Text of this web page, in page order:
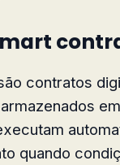
contratos
quando